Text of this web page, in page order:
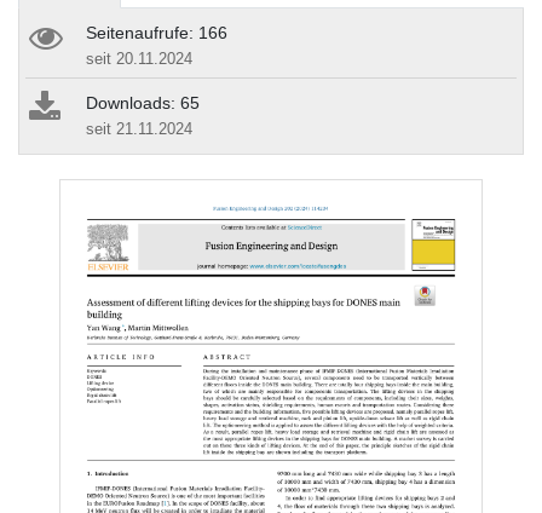
Seitenaufrufe: 166
seit 20.11.2024
Downloads: 65
seit 21.11.2024